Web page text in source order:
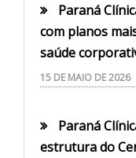
Paraná
com planos
saúde
15 DE MAIO DE 2026
Paraná
estrutura do